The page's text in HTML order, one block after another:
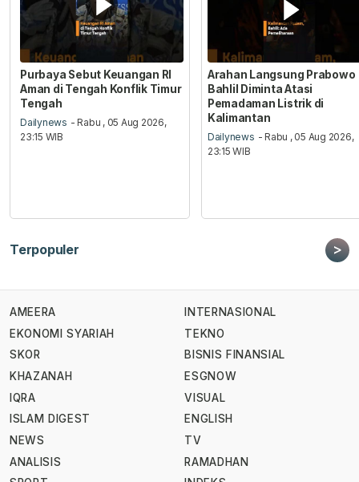
Purbaya Sebut Keuangan RI
Aman di Tengah Konflik Timur
Tengah
Dailynews - Rabu , 05 Aug 2026,
23:15 WIB
Arahan Langsung Prabowo
Bahlil Diminta Atasi
Pemadaman Listrik di
Kalimantan
Dailynews - Rabu , 05 Aug 2026,
23:15 WIB
Terpopuler >
AMEERA
EKONOMI SYARIAH
SKOR
KHAZANAH
IQRA
ISLAM DIGEST
NEWS
ANALISIS
INTERNASIONAL
TEKNO
BISNIS FINANSIAL
ESGNOW
VISUAL
ENGLISH
TV
RAMADHAN